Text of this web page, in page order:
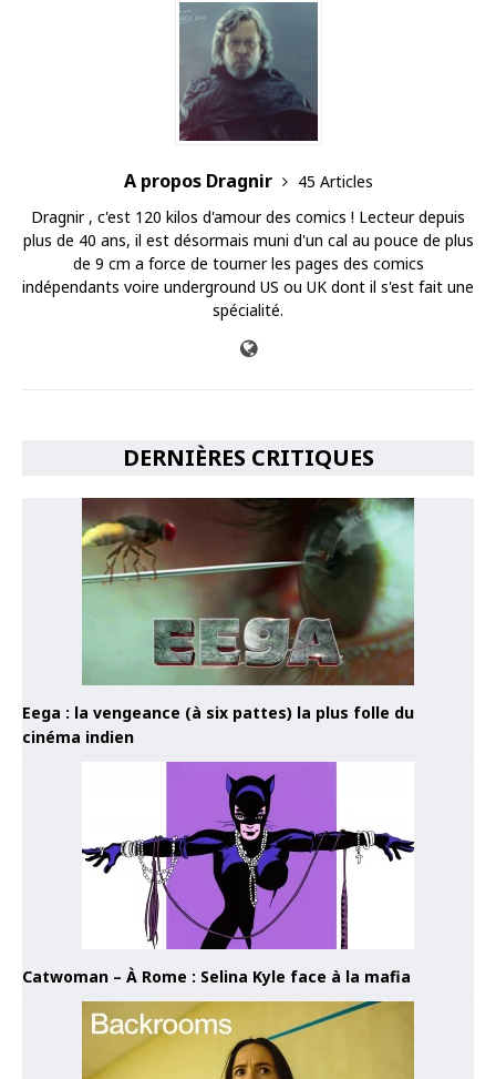
A propos Dragnir
45 Articles
Dragnir , c'est 120 kilos d'amour des comics ! Lecteur depuis
plus de 40 ans, il est désormais muni d'un cal au pouce de plus
de 9 cm a force de tourner les pages des comics
indépendants voire underground US ou UK dont il s'est fait une
spécialité.
DERNIÈRES CRITIQUES
Eega : la vengeance (à six pattes) la plus folle du
cinéma indien
Catwoman – À Rome : Selina Kyle face à la mafia